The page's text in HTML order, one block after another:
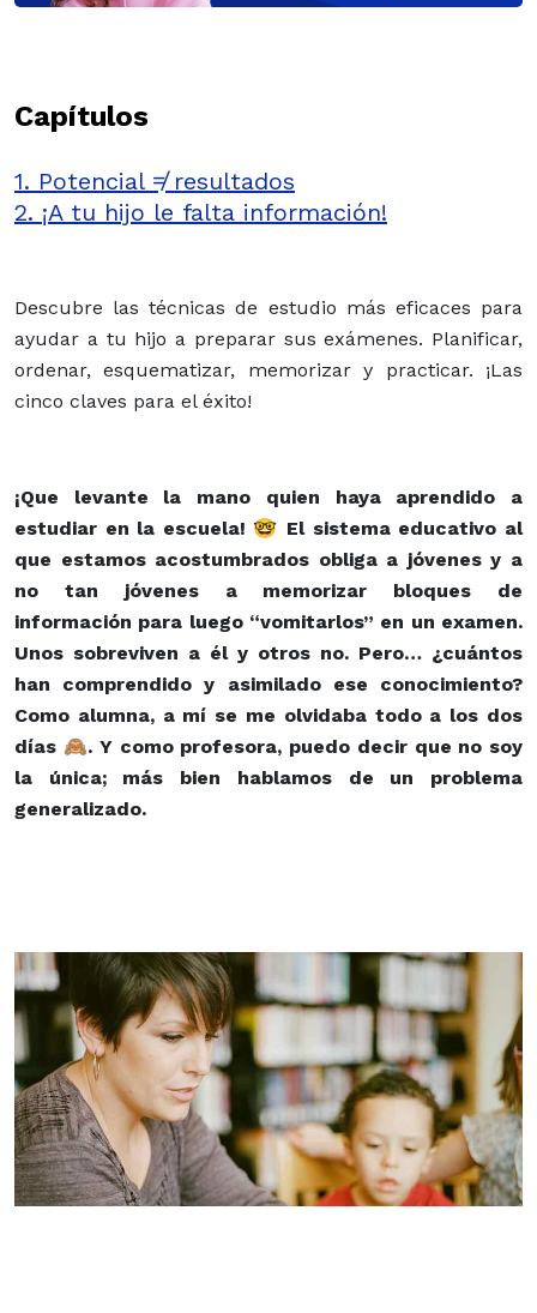
Capítulos
1. Potencial ≠ resultados
2. ¡A tu hijo le falta información!
Descubre las técnicas de estudio más eficaces para
ayudar a tu hijo a preparar sus exámenes. Planificar,
ordenar, esquematizar, memorizar y practicar. ¡Las
cinco claves para el éxito!
¡Que levante la mano quien haya aprendido a
estudiar en la escuela! 🤓 El sistema educativo al
que estamos acostumbrados obliga a jóvenes y a
no tan jóvenes a memorizar bloques de
información para luego “vomitarlos” en un examen.
Unos sobreviven a él y otros no. Pero… ¿cuántos
han comprendido y asimilado ese conocimiento?
Como alumna, a mí se me olvidaba todo a los dos
días 🙈. Y como profesora, puedo decir que no soy
la única; más bien hablamos de un problema
generalizado.